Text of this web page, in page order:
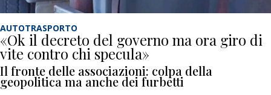
AUTOTRASPORTO
«Ok il decreto del governo ma ora giro di
vite contro chi specula»
Il fronte delle associazioni: colpa della
geopolitica ma anche dei furbetti